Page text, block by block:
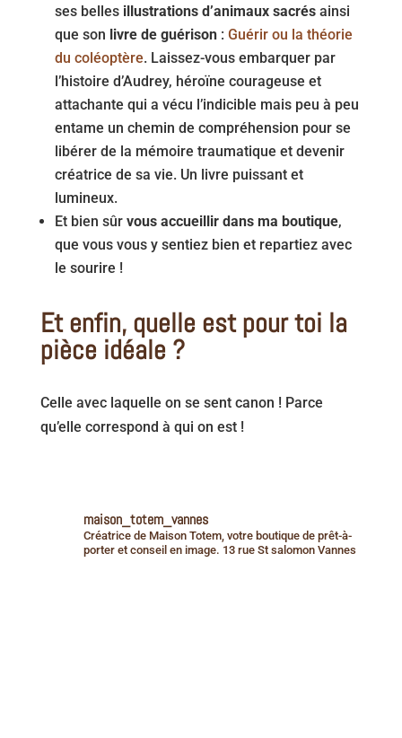
ses belles illustrations d’animaux sacrésainsi
que son livre de guérison: Guérir ou la théorie
du coléoptère. Laissez-vous embarquer par
l’histoire d’Audrey, héroïne courageuse et
attachante qui a vécu l’indicible mais peu à peu
entame un chemin de compréhension pour se
libérer de la mémoire traumatique et devenir
créatrice de sa vie. Un livre puissant et
lumineux.
Et bien sûr vous accueillir dans ma boutique,
que vous vous y sentiez bien et repartiez avec
le sourire !
Et enfin, quelle est pour toi la
pièce idéale ?
Celle avec laquelle on se sent canon ! Parce
qu’elle correspond à qui on est !
maison_totem_vannes
Créatrice de Maison Totem, votre boutique de prêt-à-
porter et conseil en image. 13 rue St salomon Vannes